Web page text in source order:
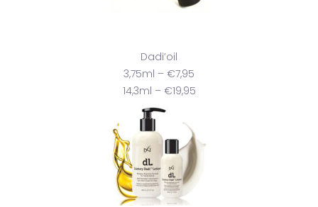
Dadi’oil
3,75ml – €7,95
14,3ml – €19,95